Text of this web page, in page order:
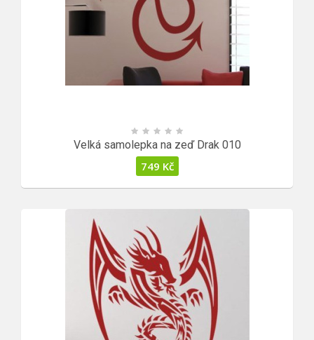
Velká samolepka na zeď Drak 010
749 Kč